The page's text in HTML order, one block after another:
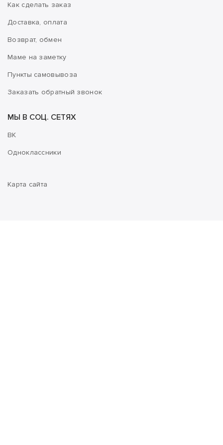
Как сделать заказ
Доставка, оплата
Возврат, обмен
Маме на заметку
Пункты самовывоза
Заказать обратный звонок
МЫ В СОЦ. СЕТЯХ
ВК
Одноклассники
Карта сайта